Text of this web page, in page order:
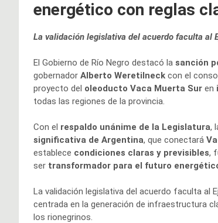
energético con reglas
La validación legislativa del acuerdo faculta al
El Gobierno de Río Negro destacó la sanción
gobernador Alberto Weretilneck con el
proyecto del oleoducto Vaca Muerta Sur en
todas las regiones de la provincia.
Con el respaldo unánime de la Legislatura,
significativa de Argentina, que conectará
establece condiciones claras y previsibles,
ser transformador para el futuro
La validación legislativa del acuerdo faculta al
centrada en la generación de infraestructura
los rionegrinos.